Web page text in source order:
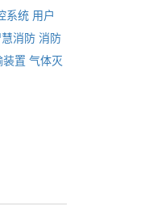
系统 用户
消防 消防
装置 气体灭